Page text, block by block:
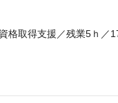
格取得支援／残業5ｈ